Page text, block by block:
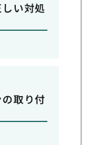
い対処
取り付